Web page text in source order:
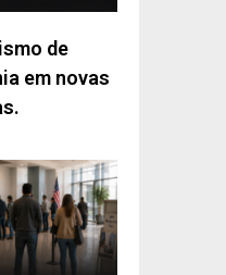
de
em novas